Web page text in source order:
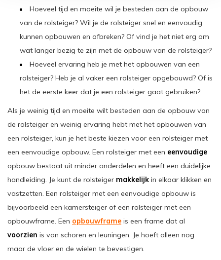
Hoeveel tijd en moeite wil je besteden aan de opbouw
van de rolsteiger? Wil je de rolsteiger snel en eenvoudig
kunnen opbouwen en afbreken? Of vind je het niet erg om
wat langer bezig te zijn met de opbouw van de rolsteiger?
Hoeveel ervaring heb je met het opbouwen van een
rolsteiger? Heb je al vaker een rolsteiger opgebouwd? Of is
het de eerste keer dat je een rolsteiger gaat gebruiken?
Als je weinig tijd en moeite wilt besteden aan de opbouw van
de rolsteiger en weinig ervaring hebt met het opbouwen van
een rolsteiger, kun je het beste kiezen voor een rolsteiger met
een eenvoudige opbouw. Een rolsteiger met een eenvoudige
opbouw bestaat uit minder onderdelen en heeft een duidelijke
handleiding. Je kunt de rolsteiger makkelijk in elkaar klikken en
vastzetten. Een rolsteiger met een eenvoudige opbouw is
bijvoorbeeld een kamersteiger of een rolsteiger met een
opbouwframe. Een opbouwframe is een frame dat al
voorzien is van schoren en leuningen. Je hoeft alleen nog
maar de vloer en de wielen te bevestigen.